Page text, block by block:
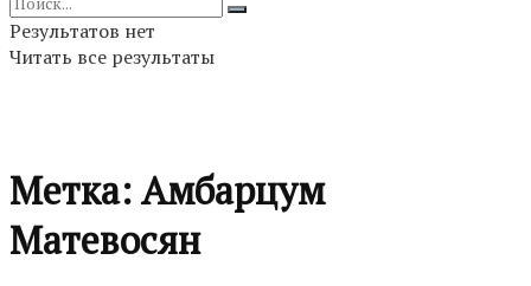
Результатов нет
Читать все результаты
Метка:Амбарцум
Матевосян